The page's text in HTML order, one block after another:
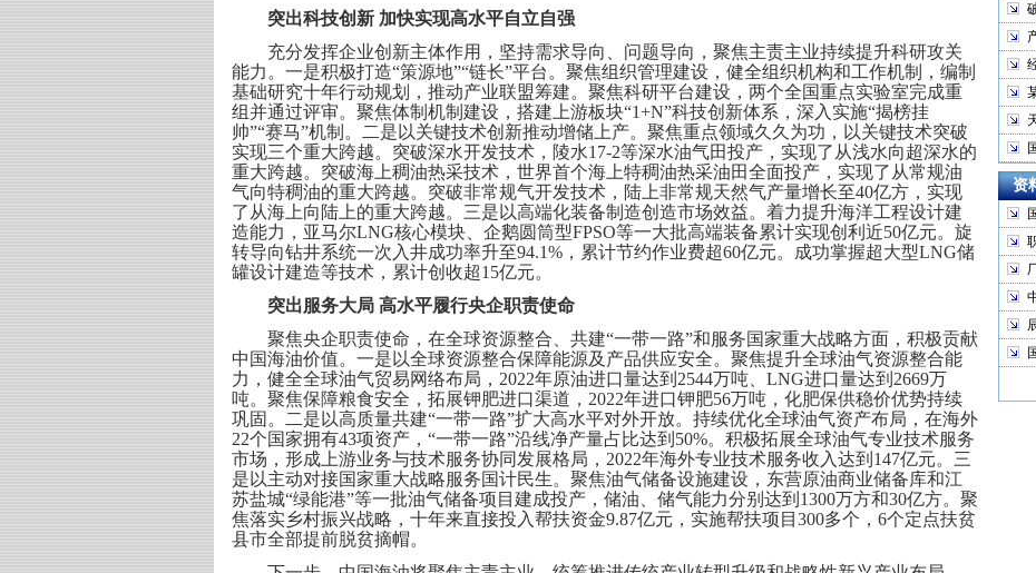
突出科技创新 加快实现高水平自立自强
充分发挥企业创新主体作用，坚持需求导向、问题导向，聚焦主责主业持续提升科研攻关
能力。一是积极打造“策源地”“链长”平台。聚焦组织管理建设，健全组织机构和工作机制，编制
基础研究十年行动规划，推动产业联盟筹建。聚焦科研平台建设，两个全国重点实验室完成重
组并通过评审。聚焦体制机制建设，搭建上游板块“1+N”科技创新体系，深入实施“揭榜挂
帅”“赛马”机制。二是以关键技术创新推动增储上产。聚焦重点领域久久为功，以关键技术突破
实现三个重大跨越。突破深水开发技术，陵水17-2等深水油气田投产，实现了从浅水向超深水的
重大跨越。突破海上稠油热采技术，世界首个海上特稠油热采油田全面投产，实现了从常规油
气向特稠油的重大跨越。突破非常规气开发技术，陆上非常规天然气产量增长至40亿方，实现
了从海上向陆上的重大跨越。三是以高端化装备制造创造市场效益。着力提升海洋工程设计建
造能力，亚马尔LNG核心模块、企鹅圆筒型FPSO等一大批高端装备累计实现创利近50亿元。旋
转导向钻井系统一次入井成功率升至94.1%，累计节约作业费超60亿元。成功掌握超大型LNG储
罐设计建造等技术，累计创收超15亿元。
突出服务大局 高水平履行央企职责使命
聚焦央企职责使命，在全球资源整合、共建“一带一路”和服务国家重大战略方面，积极贡献
中国海油价值。一是以全球资源整合保障能源及产品供应安全。聚焦提升全球油气资源整合能
力，健全全球油气贸易网络布局，2022年原油进口量达到2544万吨、LNG进口量达到2669万
吨。聚焦保障粮食安全，拓展钾肥进口渠道，2022年进口钾肥56万吨，化肥保供稳价优势持续
巩固。二是以高质量共建“一带一路”扩大高水平对外开放。持续优化全球油气资产布局，在海外
22个国家拥有43项资产，“一带一路”沿线净产量占比达到50%。积极拓展全球油气专业技术服务
市场，形成上游业务与技术服务协同发展格局，2022年海外专业技术服务收入达到147亿元。三
是以主动对接国家重大战略服务国计民生。聚焦油气储备设施建设，东营原油商业储备库和江
苏盐城“绿能港”等一批油气储备项目建成投产，储油、储气能力分别达到1300万方和30亿方。聚
焦落实乡村振兴战略，十年来直接投入帮扶资金9.87亿元，实施帮扶项目300多个，6个定点扶贫
县市全部提前脱贫摘帽。
资